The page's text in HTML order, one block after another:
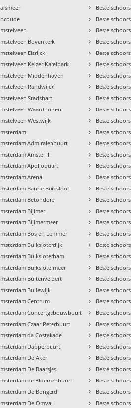
Bovenkerk
Elsrijck
Keizer Karelpark
Middenhoven
Randwijck
Stadshart
Waardhuizen
Westwijk
Admiralenbuurt
Amstel III
Apollobuurt
Arena
Banne Buiksloot
Betondorp
Bijlmer
Bijlmermeer
Bos en Lommer
Buiksloterdijk
Buiksloterham
Buikslotermeer
Buitenveldert
Bullewijk
Centrum
Concertgebouwbuurt
Czaar Peterbuurt
da Costakade
Dapperbuurt
De Aker
De Baarsjes
de Bloemenbuurt
De Bongerd
De Omval
› Beste
› Beste
› Beste
› Beste
› Beste
› Beste
› Beste
› Beste
› Beste
› Beste
› Beste
› Beste
› Beste
› Beste
› Beste
› Beste
› Beste
› Beste
› Beste
› Beste
› Beste
› Beste
› Beste
› Beste
› Beste
› Beste
› Beste
› Beste
› Beste
› Beste
› Beste
› Beste
› Beste
› Beste
› Beste
› Beste